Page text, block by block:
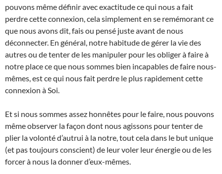
pouvons même définir avec exactitude ce qui nous a fait
perdre cette connexion, cela simplement en se remémorant ce
que nous avons dit, fais ou pensé juste avant de nous
déconnecter. En général, notre habitude de gérer la vie des
autres ou de tenter de les manipuler pour les obliger à faire à
notre place ce que nous sommes bien incapables de faire nous-
mêmes, est ce qui nous fait perdre le plus rapidement cette
connexion à Soi.
Et si nous sommes assez honnêtes pour le faire, nous pouvons
même observer la façon dont nous agissons pour tenter de
plier la volonté d’autrui à la notre, tout cela dans le but unique
(et pas toujours conscient) de leur voler leur énergie ou de les
forcer à nous la donner d’eux-mêmes.